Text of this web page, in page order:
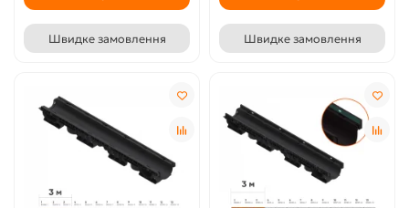
Швидке замовлення Швидке замовлення